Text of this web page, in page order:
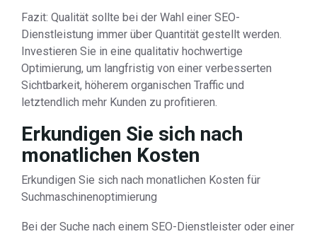
Fazit: Qualität sollte bei der Wahl einer SEO-
Dienstleistung immer über Quantität gestellt werden.
Investieren Sie in eine qualitativ hochwertige
Optimierung, um langfristig von einer verbesserten
Sichtbarkeit, höherem organischen Traffic und
letztendlich mehr Kunden zu profitieren.
Erkundigen Sie sich nach
monatlichen Kosten
Erkundigen Sie sich nach monatlichen Kosten für
Suchmaschinenoptimierung
Bei der Suche nach einem SEO-Dienstleister oder einer